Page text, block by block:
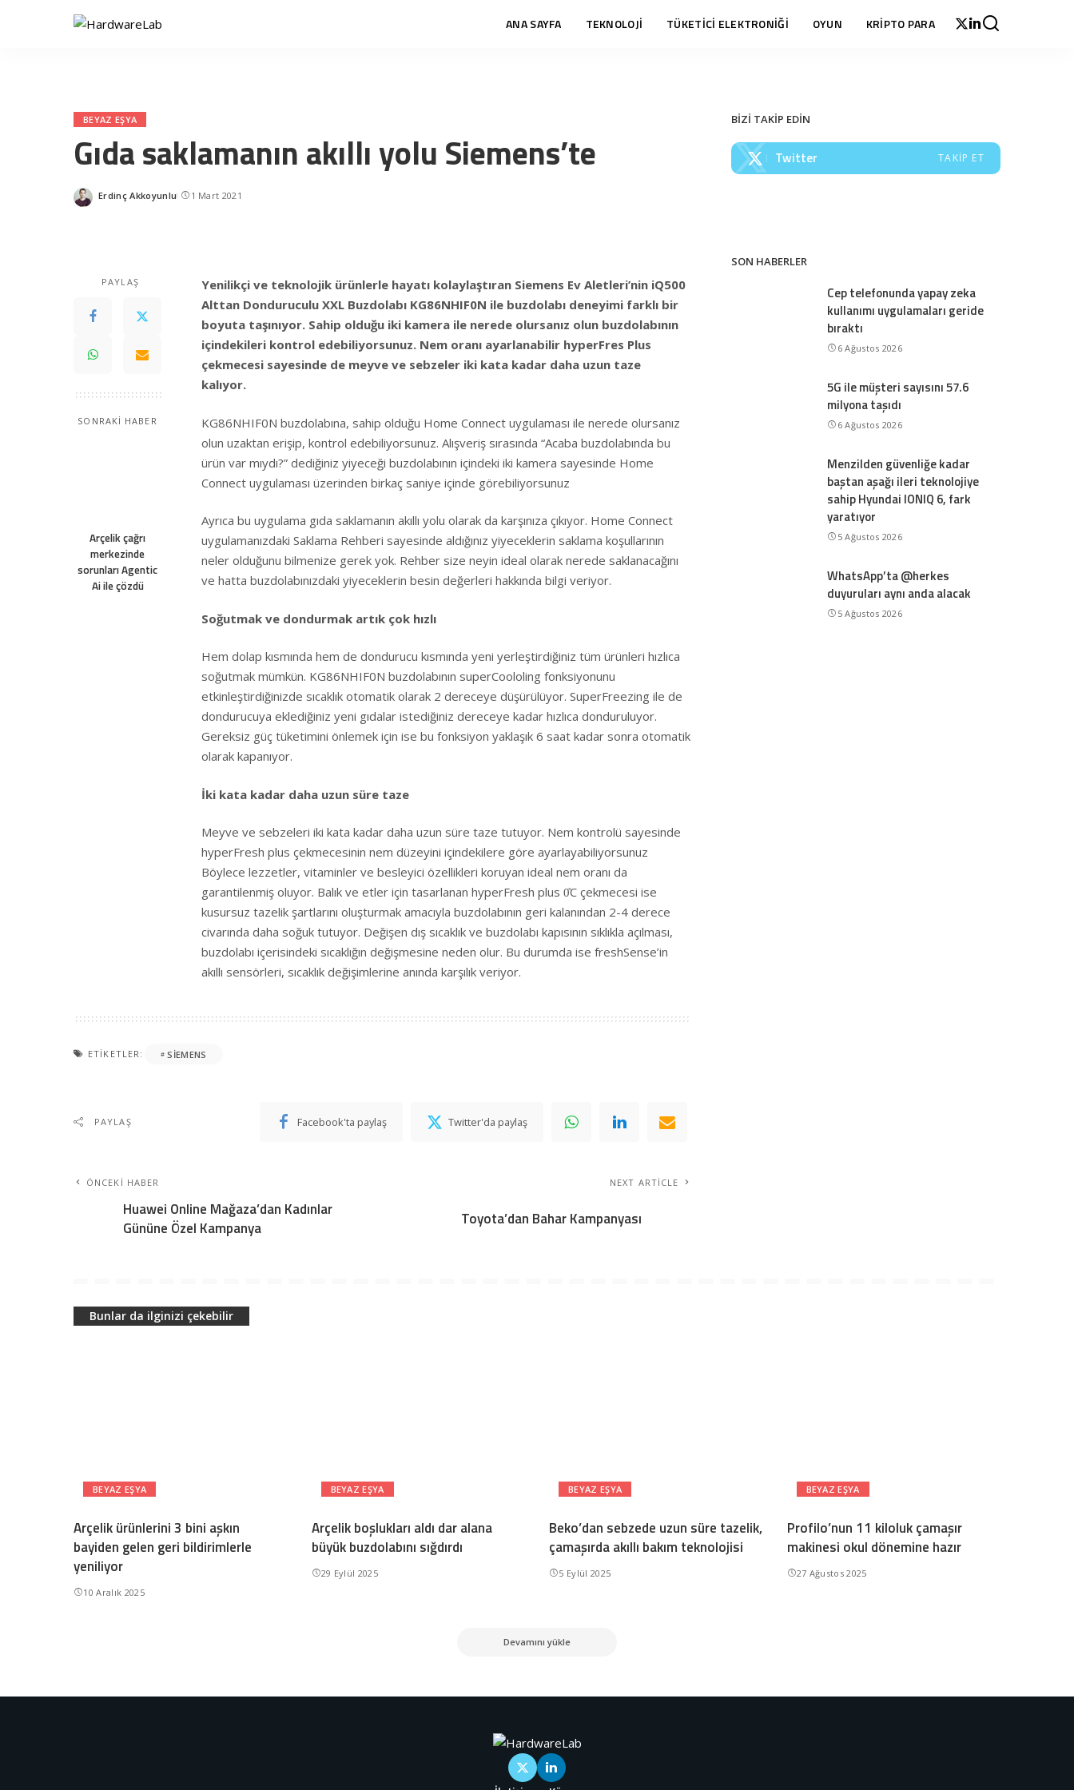
ANA SAYFA TEKNOLOJİ TÜKETİCİ ELEKTRONİĞİ OYUN KRİPTO PARA
BEYAZ EŞYA
Gıda saklamanın akıllı yolu Siemens’te
Posted
Erdinç Akkoyunlu 1 Mart 2021
PAYLAŞ
SONRAKİ HABER
Arçelik çağrı
merkezinde
sorunları Agentic
Ai ile çözdü
Yenilikçi ve teknolojik ürünlerle hayatı kolaylaştıran Siemens Ev Aletleri’nin iQ500
Alttan Donduruculu XXL Buzdolabı KG86NHIF0N ile buzdolabı deneyimi farklı bir
boyuta taşınıyor. Sahip olduğu iki kamera ile nerede olursanız olun buzdolabının
içindekileri kontrol edebiliyorsunuz. Nem oranı ayarlanabilir hyperFres Plus
çekmecesi sayesinde de meyve ve sebzeler iki kata kadar daha uzun taze
kalıyor.
KG86NHIF0N buzdolabına, sahip olduğu Home Connect uygulaması ile nerede olursanız
olun uzaktan erişip, kontrol edebiliyorsunuz. Alışveriş sırasında “Acaba buzdolabında bu
ürün var mıydı?” dediğiniz yiyeceği buzdolabının içindeki iki kamera sayesinde Home
Connect uygulaması üzerinden birkaç saniye içinde görebiliyorsunuz
Ayrıca bu uygulama gıda saklamanın akıllı yolu olarak da karşınıza çıkıyor. Home Connect
uygulamanızdaki Saklama Rehberi sayesinde aldığınız yiyeceklerin saklama koşullarının
neler olduğunu bilmenize gerek yok. Rehber size neyin ideal olarak nerede saklanacağını
ve hatta buzdolabınızdaki yiyeceklerin besin değerleri hakkında bilgi veriyor.
Soğutmak ve dondurmak artık çok hızlı
Hem dolap kısmında hem de dondurucu kısmında yeni yerleştirdiğiniz tüm ürünleri hızlıca
soğutmak mümkün. KG86NHIF0N buzdolabının superCoololing fonksiyonunu
etkinleştirdiğinizde sıcaklık otomatik olarak 2 dereceye düşürülüyor. SuperFreezing ile de
dondurucuya eklediğiniz yeni gıdalar istediğiniz dereceye kadar hızlıca donduruluyor.
Gereksiz güç tüketimini önlemek için ise bu fonksiyon yaklaşık 6 saat kadar sonra otomatik
olarak kapanıyor.
İki kata kadar daha uzun süre taze
Meyve ve sebzeleri iki kata kadar daha uzun süre taze tutuyor. Nem kontrolü sayesinde
hyperFresh plus çekmecesinin nem düzeyini içindekilere göre ayarlayabiliyorsunuz
Böylece lezzetler, vitaminler ve besleyici özellikleri koruyan ideal nem oranı da
garantilenmiş oluyor. Balık ve etler için tasarlanan hyperFresh plus 0̊C çekmecesi ise
kusursuz tazelik şartlarını oluşturmak amacıyla buzdolabının geri kalanından 2-4 derece
civarında daha soğuk tutuyor. Değişen dış sıcaklık ve buzdolabı kapısının sıklıkla açılması,
buzdolabı içerisindeki sıcaklığın değişmesine neden olur. Bu durumda ise freshSense’in
akıllı sensörleri, sıcaklık değişimlerine anında karşılık veriyor.
ETIKETLER: SIEMENS
PAYLAŞ Facebook'ta paylaş Twitter'da paylaş
ÖNCEKI HABER
Huawei Online Mağaza’dan Kadınlar
Gününe Özel Kampanya
NEXT ARTICLE
Toyota’dan Bahar Kampanyası
BİZİ TAKİP EDİN
Twitter TAKIP ET
SON HABERLER
Cep telefonunda yapay zeka
kullanımı uygulamaları geride
bıraktı
6 Ağustos 2026
5G ile müşteri sayısını 57.6
milyona taşıdı
6 Ağustos 2026
Menzilden güvenliğe kadar
baştan aşağı ileri teknolojiye
sahip Hyundai IONIQ 6, fark
yaratıyor
5 Ağustos 2026
WhatsApp’ta @herkes
duyuruları aynı anda alacak
5 Ağustos 2026
Bunlar da ilginizi çekebilir
BEYAZ EŞYA
Arçelik ürünlerini 3 bini aşkın
bayiden gelen geri bildirimlerle
yeniliyor
10 Aralık 2025
BEYAZ EŞYA
Arçelik boşlukları aldı dar alana
büyük buzdolabını sığdırdı
29 Eylül 2025
BEYAZ EŞYA
Beko’dan sebzede uzun süre tazelik,
çamaşırda akıllı bakım teknolojisi
5 Eylül 2025
BEYAZ EŞYA
Profilo’nun 11 kiloluk çamaşır
makinesi okul dönemine hazır
27 Ağustos 2025
Devamını yükle